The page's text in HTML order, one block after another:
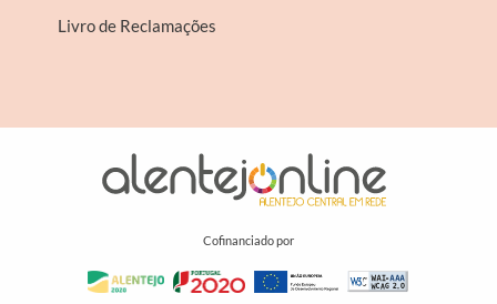
Livro de Reclamações
Cofinanciado por